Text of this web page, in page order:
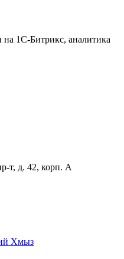
на 1С-Битрикс, аналитика
т, д. 42, корп. А
Хмыз